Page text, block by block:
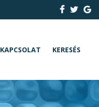
KAPCSOLAT KERESÉS